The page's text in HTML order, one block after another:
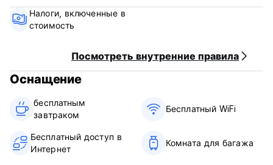
Оплата наличными по прибытии
Налоги включены
Завтрак включен
Без комендантского часа
Курение запрещено (Auto-translated from original
language)
Налоги, включенные в
стоимость
Посмотреть внутренние правила
Оснащение
бесплатным
завтраком‎
Бесплатный WiFi
Бесплатный доступ в
Интернет
Комната для багажа